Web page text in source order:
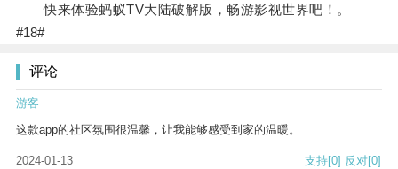
快来体验蚂蚁TV大陆破解版，畅游影视世界吧！。
#18#
评论
游客
这款app的社区氛围很温馨，让我能够感受到家的温暖。
2024-01-13 支持[0] 反对[0]